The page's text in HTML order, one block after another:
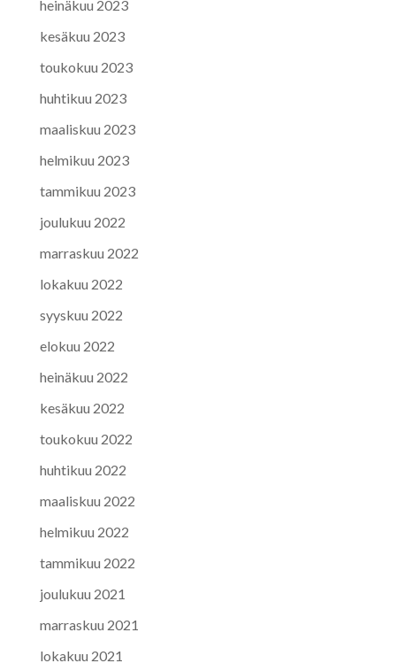
heinäkuu 2023
kesäkuu 2023
toukokuu 2023
huhtikuu 2023
maaliskuu 2023
helmikuu 2023
tammikuu 2023
joulukuu 2022
marraskuu 2022
lokakuu 2022
syyskuu 2022
elokuu 2022
heinäkuu 2022
kesäkuu 2022
toukokuu 2022
huhtikuu 2022
maaliskuu 2022
helmikuu 2022
tammikuu 2022
joulukuu 2021
marraskuu 2021
lokakuu 2021